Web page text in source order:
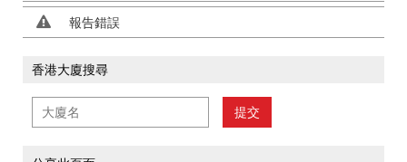
報告錯誤
香港大廈搜尋
提交